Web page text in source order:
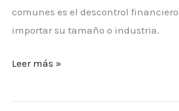
comunes es el descontrol
importar su tamaño o industria.
Leer más »